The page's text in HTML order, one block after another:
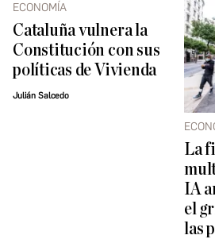
ECONOMÍA
Cataluña vulnera la
Constitución con sus
políticas de Vivienda
Julián Salcedo
La
IA
el
las